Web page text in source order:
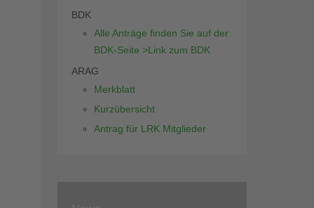
BDK
Alle Anträge finden Sie auf der
BDK-Seite >Link zum BDK
ARAG
Merkblatt
Kurzübersicht
Antrag für LRK Mitglieder